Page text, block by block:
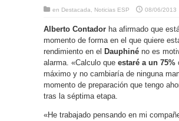
en Destacada Noticias ESP 08/06/2013
Alberto Contador ha afirmado que
momento de forma en el que quiere
rendimiento en el Dauphiné no es
alarma. «Calculo que estaré a un 75%
máximo y no cambiaría de ninguna
momento de preparación que tengo
tras la séptima etapa.
«He trabajado pensando en mi